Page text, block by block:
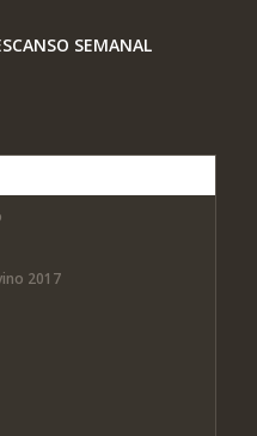
SEMANAL
2017